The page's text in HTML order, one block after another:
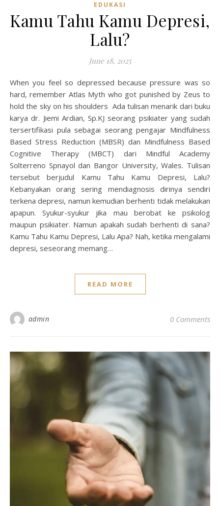
EDUKASI
Kamu Tahu Kamu Depresi,
Lalu?
June 18, 2025
When you feel so depressed because pressure was so
hard, remember Atlas Myth who got punished by Zeus to
hold the sky on his shoulders Ada tulisan menarik dari buku
karya dr. Jiemi Ardian, Sp.KJ seorang psikiater yang sudah
tersertifikasi pula sebagai seorang pengajar Mindfulness
Based Stress Reduction (MBSR) dan Mindfulness Based
Cognitive Therapy (MBCT) dari Mindful Academy
Solterreno Spnayol dan Bangor University, Wales. Tulisan
tersebut berjudul Kamu Tahu Kamu Depresi, Lalu?
Kebanyakan orang sering mendiagnosis dirinya sendiri
terkena depresi, namun kemudian berhenti tidak melakukan
apapun. Syukur-syukur jika mau berobat ke psikolog
maupun psikiater. Namun apakah sudah berhenti di sana?
Kamu Tahu Kamu Depresi, Lalu Apa? Nah, ketika mengalami
depresi, seseorang memang…
READ MORE
admin 0 Comments